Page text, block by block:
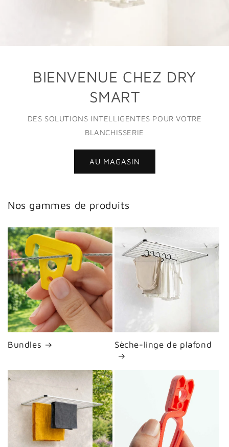
BIENVENUE CHEZ DRY
SMART
DES SOLUTIONS INTELLIGENTES POUR VOTRE
BLANCHISSERIE
AU MAGASIN
Nos gammes de produits
Bundles Sèche-linge de plafond